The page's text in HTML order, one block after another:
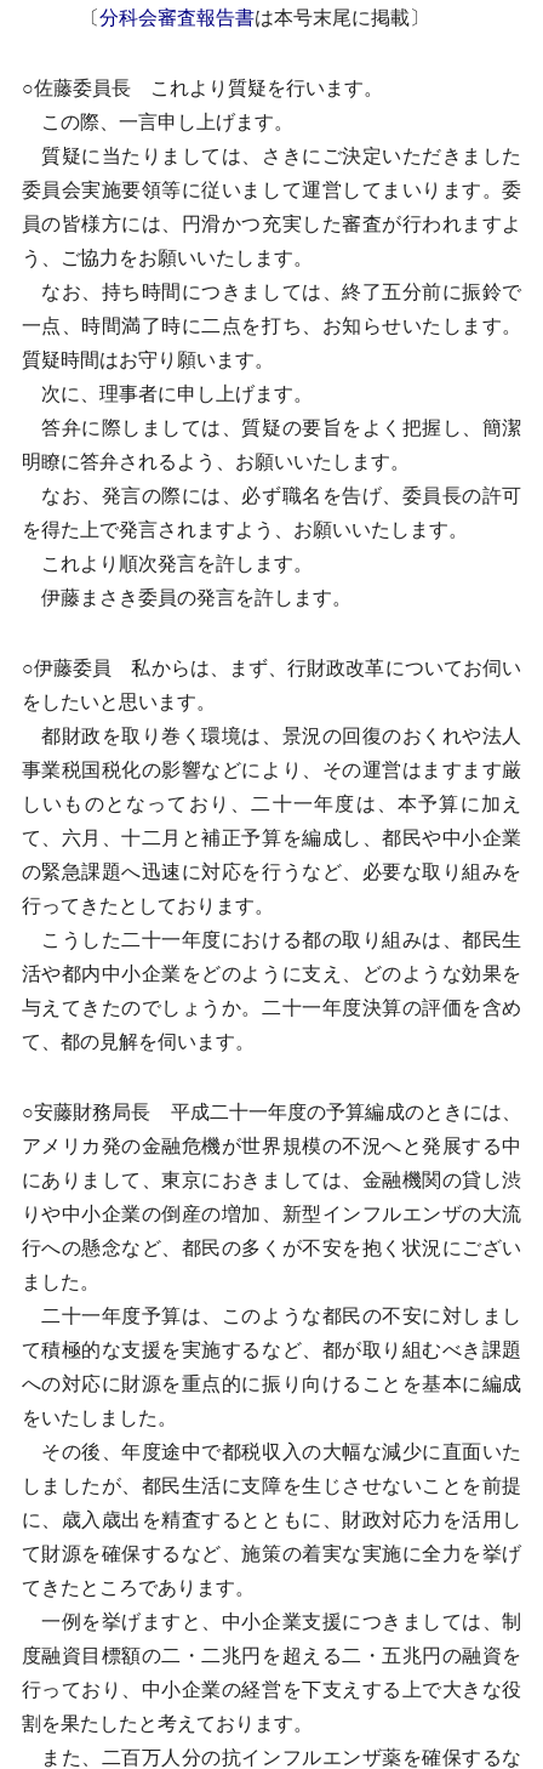
〔分科会審査報告書は本号末尾に掲載〕
○佐藤委員長 これより質疑を行います。
この際、一言申し上げます。
質疑に当たりましては、さきにご決定いただきました
委員会実施要領等に従いまして運営してまいります。委
員の皆様方には、円滑かつ充実した審査が行われますよ
う、ご協力をお願いいたします。
なお、持ち時間につきましては、終了五分前に振鈴で
一点、時間満了時に二点を打ち、お知らせいたします。
質疑時間はお守り願います。
次に、理事者に申し上げます。
答弁に際しましては、質疑の要旨をよく把握し、簡潔
明瞭に答弁されるよう、お願いいたします。
なお、発言の際には、必ず職名を告げ、委員長の許可
を得た上で発言されますよう、お願いいたします。
これより順次発言を許します。
伊藤まさき委員の発言を許します。
○伊藤委員 私からは、まず、行財政改革についてお伺い
をしたいと思います。
都財政を取り巻く環境は、景況の回復のおくれや法人
事業税国税化の影響などにより、その運営はますます厳
しいものとなっており、二十一年度は、本予算に加え
て、六月、十二月と補正予算を編成し、都民や中小企業
の緊急課題へ迅速に対応を行うなど、必要な取り組みを
行ってきたとしております。
こうした二十一年度における都の取り組みは、都民生
活や都内中小企業をどのように支え、どのような効果を
与えてきたのでしょうか。二十一年度決算の評価を含め
て、都の見解を伺います。
○安藤財務局長 平成二十一年度の予算編成のときには、
アメリカ発の金融危機が世界規模の不況へと発展する中
にありまして、東京におきましては、金融機関の貸し渋
りや中小企業の倒産の増加、新型インフルエンザの大流
行への懸念など、都民の多くが不安を抱く状況にござい
ました。
二十一年度予算は、このような都民の不安に対しまし
て積極的な支援を実施するなど、都が取り組むべき課題
への対応に財源を重点的に振り向けることを基本に編成
をいたしました。
その後、年度途中で都税収入の大幅な減少に直面いた
しましたが、都民生活に支障を生じさせないことを前提
に、歳入歳出を精査するとともに、財政対応力を活用し
て財源を確保するなど、施策の着実な実施に全力を挙げ
てきたところであります。
一例を挙げますと、中小企業支援につきましては、制
度融資目標額の二・二兆円を超える二・五兆円の融資を
行っており、中小企業の経営を下支えする上で大きな役
割を果たしたと考えております。
また、二百万人分の抗インフルエンザ薬を確保するな